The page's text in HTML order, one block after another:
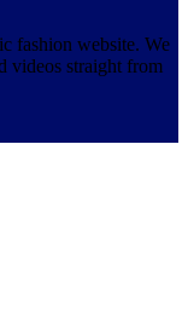
fashion website. We
videos straight from